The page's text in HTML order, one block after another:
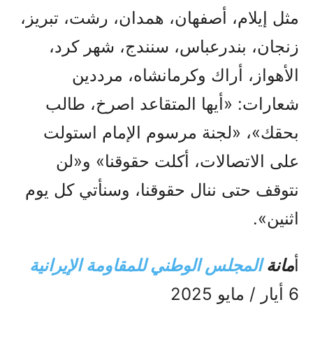
مثل إيلام، أصفهان، همدان، رشت، تبريز،
زنجان، بندرعباس، سنندج، شهر كرد،
الأهواز، أراك وكرمانشاه، مرددين
شعارات: «أيها المتقاعد اصرخ، طالب
بحقك»، «لجنة‌ مرسوم الإمام استولت
على الاتصالات، أكلت حقوقنا» و«لن
نتوقف حتى ننال حقوقنا، وسنأتي كل يوم
اثنين».
أمانةالمجلس الوطني للمقاومة الإيرانية
6 أيار / مايو 2025